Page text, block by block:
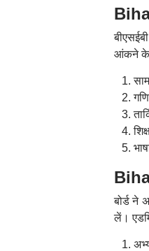
आंकने के
बोर्ड ने
लें।